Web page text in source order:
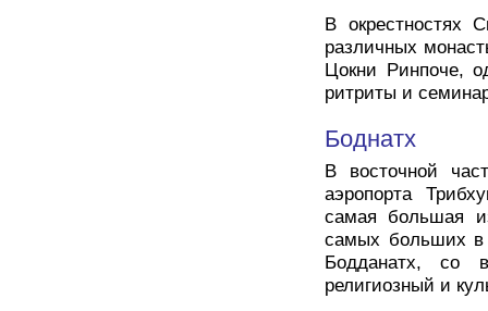
В окрестностях
различных
Цокни Ринпоче,
ритриты и
Боднатх
В восточной
аэропорта
самая большая
самых больших в
Бодданатх, со
религиозный и